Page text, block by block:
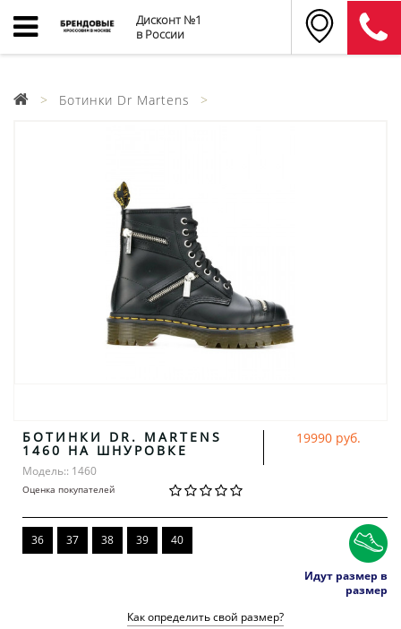
Дисконт №1
в России
Ботинки Dr Martens
БОТИНКИ DR. MARTENS
1460 НА ШНУРОВКЕ
Модель:: 1460
Оценка покупателей
19990 руб.
36 37 38 39 40
Идут размер в
размер
Как определить свой размер?